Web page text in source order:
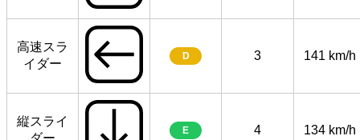
高速スラ
イダー
D 3 141 km/h
縦スライ
E 4 134 km/h